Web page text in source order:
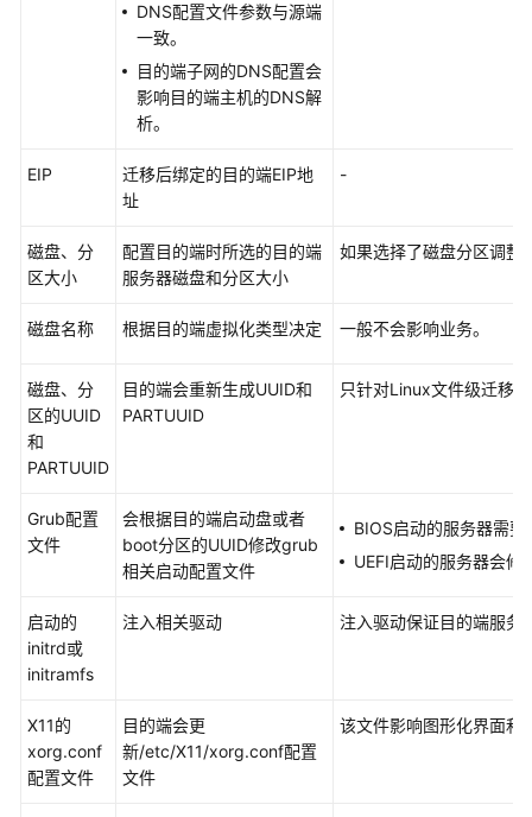
码
描
和
理
方
档
下
通
用
考
产
DNS配置文件参数与源端
一致。
目的端子网的DNS配置会
影响目的端主机的DNS解
析。
EIP
迁移后绑定的目的端EIP地
址
-
磁盘、分
区大小
配置目的端时所选的目的端
服务器磁盘和分区大小
如果选择了磁盘分区调整
磁盘名称 根据目的端虚拟化类型决定 一般不会影响业务。
磁盘、分
区的UUID
和
PARTUUID
目的端会重新生成UUID和
PARTUUID
只针对Linux文件级迁移。
Grub配置
文件
会根据目的端启动盘或者
boot分区的UUID修改grub
相关启动配置文件
BIOS启动的服务器需
UEFI启动的服务器会
启动的
initrd或
initramfs
注入相关驱动 注入驱动保证目的端服务
X11的
xorg.conf
配置文件
目的端会更
新/etc/X11/xorg.conf配置
文件
该文件影响图形化界面